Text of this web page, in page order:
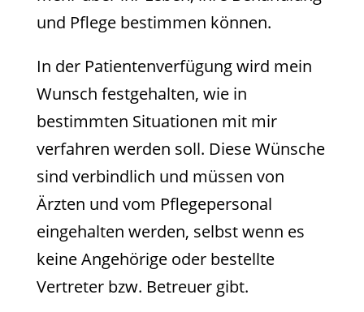
und Pflege bestimmen können.
In der Patientenverfügung wird mein
Wunsch festgehalten, wie in
bestimmten Situationen mit mir
verfahren werden soll. Diese Wünsche
sind verbindlich und müssen von
Ärzten und vom Pflegepersonal
eingehalten werden, selbst wenn es
keine Angehörige oder bestellte
Vertreter bzw. Betreuer gibt.